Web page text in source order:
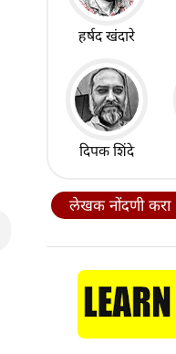
हर्षद खंदारे
दिपक शिंदे
लेखक नोंदणी करा